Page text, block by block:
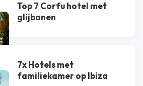
Top 7 Corfu hotel met
glijbanen
7x Hotels met
familiekamer op Ibiza